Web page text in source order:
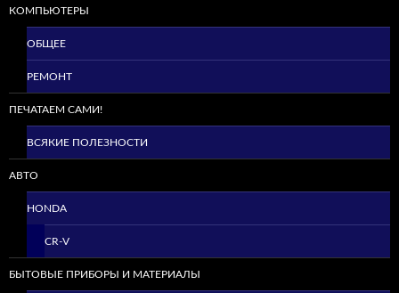
КОМПЬЮТЕРЫ
ОБЩЕЕ
РЕМОНТ
ПЕЧАТАЕМ САМИ!
ВСЯКИЕ ПОЛЕЗНОСТИ
АВТО
HONDA
CR-V
БЫТОВЫЕ ПРИБОРЫ И МАТЕРИАЛЫ